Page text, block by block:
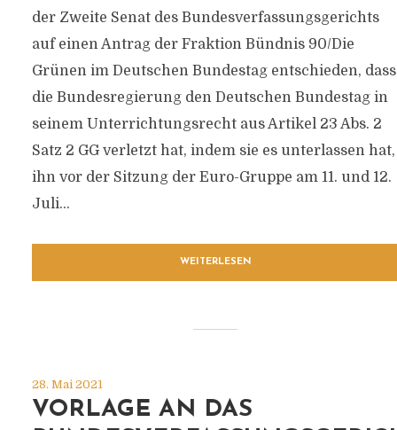
der Zweite Senat des Bundesverfassungsgerichts
auf einen Antrag der Fraktion Bündnis 90/Die
Grünen im Deutschen Bundestag entschieden, dass
die Bundesregierung den Deutschen Bundestag in
seinem Unterrichtungsrecht aus Artikel 23 Abs. 2
Satz 2 GG verletzt hat, indem sie es unterlassen hat,
ihn vor der Sitzung der Euro-Gruppe am 11. und 12.
Juli...
WEITERLESEN
28. Mai 2021
VORLAGE AN DAS